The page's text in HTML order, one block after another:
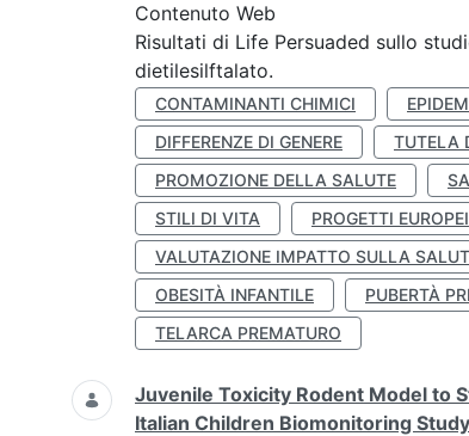
Contenuto Web
Risultati di Life Persuaded sullo
dietilesilftalato.
CONTAMINANTI CHIMICI
DIFFERENZE DI GENERE
TUTELA
PROMOZIONE DELLA SALUTE
STILI DI VITA
PROGETTI EUROPEI
VALUTAZIONE IMPATTO SULLA
OBESITÀ INFANTILE
PUBERTÀ
TELARCA PREMATURO
Juvenile Toxicity Rodent Model to
Italian Children Biomonitoring Study